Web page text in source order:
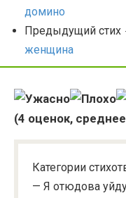
домино
Предыдущий
женщина
(4 оценок,
Категории
— Я отюдова